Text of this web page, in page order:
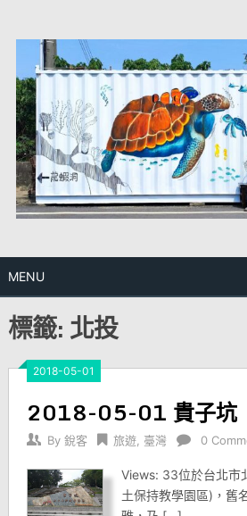
content
MENU
標籤:北投
2018-05-01
2018-05-01 貴子坑
By 銳客 旅遊, 臺灣 0
Views: 33位於台北市
土保持教學園區)，舊